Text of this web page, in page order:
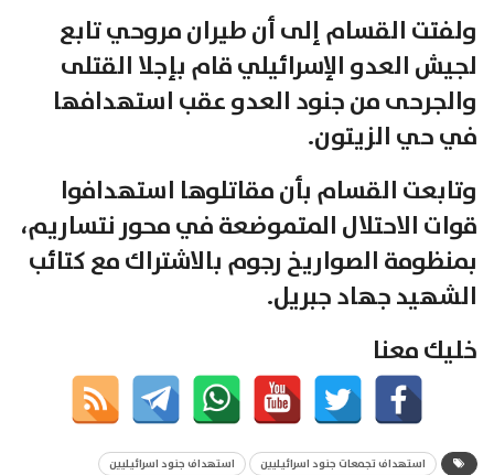
ولفتت القسام إلى أن طيران مروحي تابع
لجيش العدو الإسرائيلي قام بإجلا القتلى
والجرحى من جنود العدو عقب استهدافها
في حي الزيتون.
وتابعت القسام بأن مقاتلوها استهدافوا
قوات الاحتلال المتموضعة في محور نتساريم،
بمنظومة الصواريخ رجوم بالاشتراك مع كتائب
الشهيد جهاد جبريل.
خليك معنا
استهداف تجمعات جنود اسرائيليين
استهداف جنود اسرائيليين